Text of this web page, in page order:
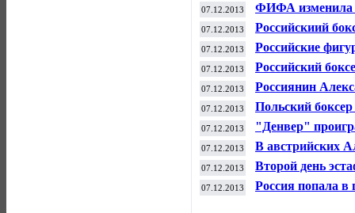
07.12.2013
ФИФА изменила
ЧМ-2014
07.12.2013
Российскиий
комы
07.12.2013
Российские
финале Гран-при
07.12.2013
Российский
победу на
07.12.2013
Россиянин
Кубка мира по
07.12.2013
Польский
чемпиона мира
07.12.2013
"Денвер"
Мозгов набрал
07.12.2013
В австрийских
мира по
07.12.2013
Второй день
начнется в
07.12.2013
Россия попала в